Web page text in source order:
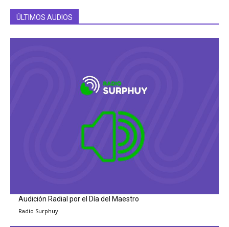
ÚLTIMOS AUDIOS
Audición Radial por el Día del Maestro
Radio Surphuy